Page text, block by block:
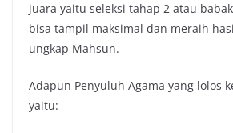
juara yaitu seleksi tahap 2 atau
bisa tampil maksimal dan meraih
ungkap Mahsun.
Adapun Penyuluh Agama yang lolos
yaitu: